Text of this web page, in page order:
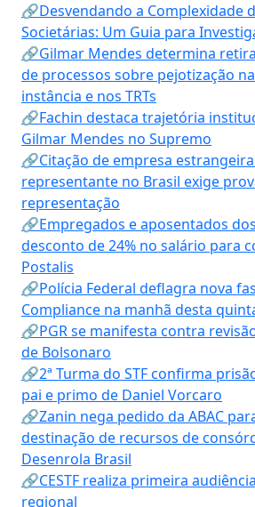
🔗Desvendando a Complexidade
Societárias: Um Guia para
🔗Gilmar Mendes determina
de processos sobre pejotização
instância e nos TRTs
🔗Fachin destaca trajetória
Gilmar Mendes no Supremo
🔗Citação de empresa
representante no Brasil exige
representação
🔗Empregados e aposentados
desconto de 24% no salário para
Postalis
🔗Polícia Federal deflagra nova
Compliance na manhã desta
🔗PGR se manifesta contra
de Bolsonaro
🔗2ª Turma do STF confirma
pai e primo de Daniel Vorcaro
🔗Zanin nega pedido da ABAC
destinação de recursos de
Desenrola Brasil
🔗CESTF realiza primeira
regional